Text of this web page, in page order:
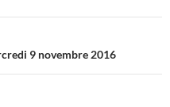
9 novembre 2016